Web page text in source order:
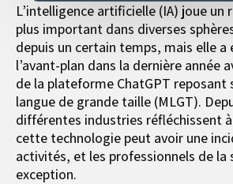
L’intelligence artificielle (IA) joue un
plus important dans diverses
depuis un certain temps, mais elle a
l’avant-plan dans la dernière année
de la plateforme ChatGPT reposant
langue de grande taille (MLGT).
différentes industries réfléchissent
cette technologie peut avoir une
activités, et les professionnels de la
exception.